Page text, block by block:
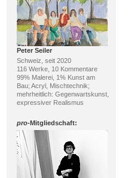
Peter Seiler
Schweiz, seit 2020
116 Werke, 10 Kommentare
99% Malerei, 1% Kunst am
Bau; Acryl, Mischtechnik;
mehrheitlich: Gegenwartskunst,
expressiver Realismus
pro-Mitgliedschaft: